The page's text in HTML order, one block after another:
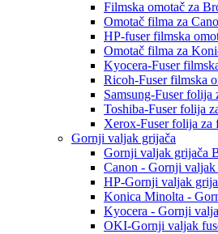
Filmska omotač za
Omotač filma za
HP-fuser filmska
Omotač filma za
Kyocera-Fuser
Ricoh-Fuser filmska
Samsung-Fuser folija
Toshiba-Fuser folija
Xerox-Fuser folija za
Gornji valjak grijača
Gornji valjak grijača
Canon - Gornji valjak
HP-Gornji valjak
Konica Minolta -
Kyocera - Gornji
OKI-Gornji valjak